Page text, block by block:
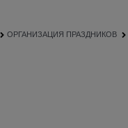
ОРГАНИЗАЦИЯ ПРАЗДНИКОВ